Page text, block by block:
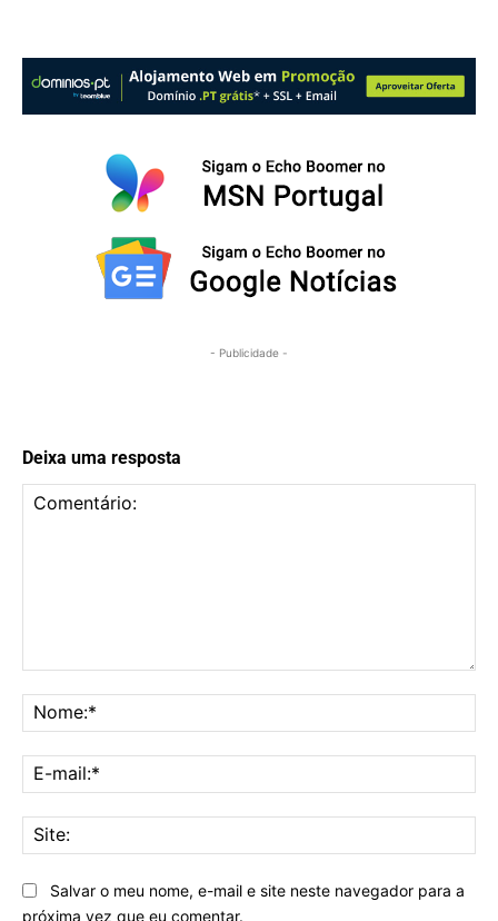
- Publicidade -
Deixa uma resposta
Salvar o meu nome, e-mail e site neste navegador para a
próxima vez que eu comentar.